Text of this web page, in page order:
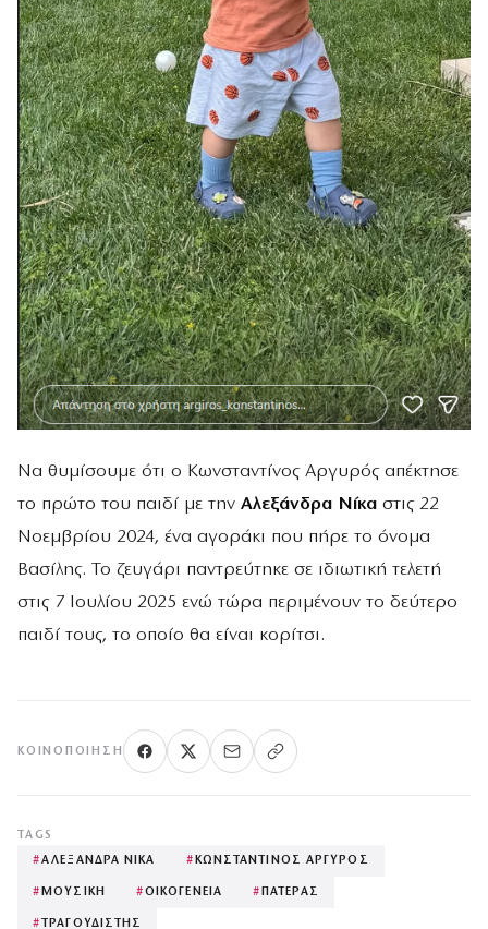
Να θυμίσουμε ότι ο Κωνσταντίνος Αργυρός απέκτησε
το πρώτο του παιδί με την Αλεξάνδρα Νίκα στις 22
Νοεμβρίου 2024, ένα αγοράκι που πήρε το όνομα
Βασίλης. Το ζευγάρι παντρεύτηκε σε ιδιωτική τελετή
στις 7 Ιουλίου 2025 ενώ τώρα περιμένουν το δεύτερο
παιδί τους, το οποίο θα είναι κορίτσι.
ΚΟΙΝΟΠΟΊΗΣΗ
TAGS
#ΑΛΕΞΑΝΔΡΑ ΝΙΚΑ #ΚΩΝΣΤΑΝΤΙΝΟΣ ΑΡΓΥΡΟΣ
#ΜΟΥΣΙΚΗ #ΟΙΚΟΓΕΝΕΙΑ #ΠΑΤΕΡΑΣ
# ΤΡΑΓΟΥΔΙΣΤΗΣ